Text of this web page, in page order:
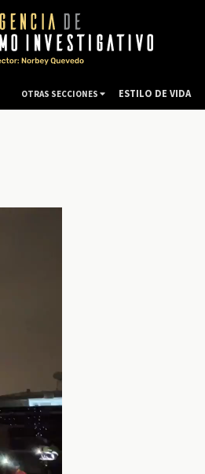
OTRAS SECCIONES ESTILO DE VIDA